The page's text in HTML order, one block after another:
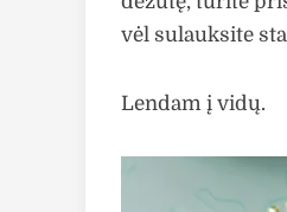
vėl sulauksite
Lendam į vidų.